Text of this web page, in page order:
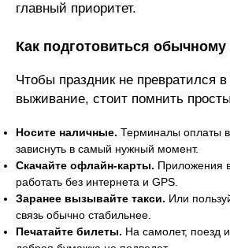
главный приоритет.
Как подготовиться обычному
Чтобы праздник не превратился в
выживание, стоит помнить
Носите наличные. Терминалы оплаты в
зависнуть в самый нужный момент.
Скачайте офлайн-карты. Приложения
работать без интернета и GPS.
Заранее вызывайте такси. Или
связь обычно стабильнее.
Печатайте билеты. На самолет, поезд